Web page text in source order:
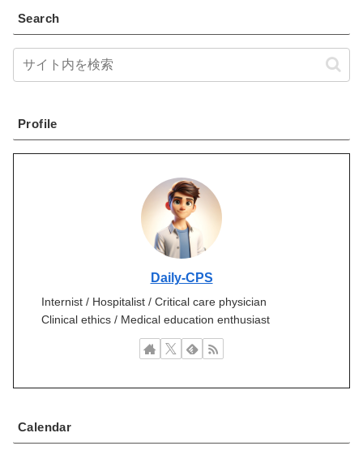
Search
Profile
Daily-CPS
Internist / Hospitalist / Critical care physician
Clinical ethics / Medical education enthusiast
Calendar